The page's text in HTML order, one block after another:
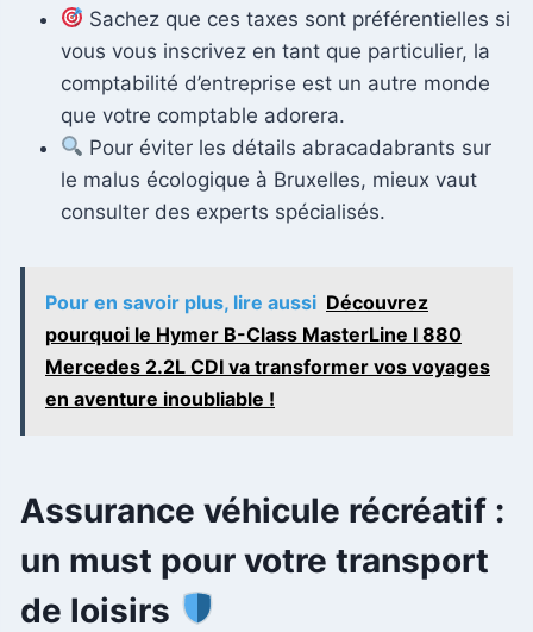
Sachez que ces taxes sont préférentielles si
vous vous inscrivez en tant que particulier, la
comptabilité d’entreprise est un autre monde
que votre comptable adorera.
Pour éviter les détails abracadabrants sur
le malus écologique à Bruxelles, mieux vaut
consulter des experts spécialisés.
Pour en savoir plus, lire aussi Découvrez
pourquoi le Hymer B-Class MasterLine I 880
Mercedes 2.2L CDI va transformer vos voyages
en aventure inoubliable !
Assurance véhicule récréatif :
un must pour votre transport
de loisirs